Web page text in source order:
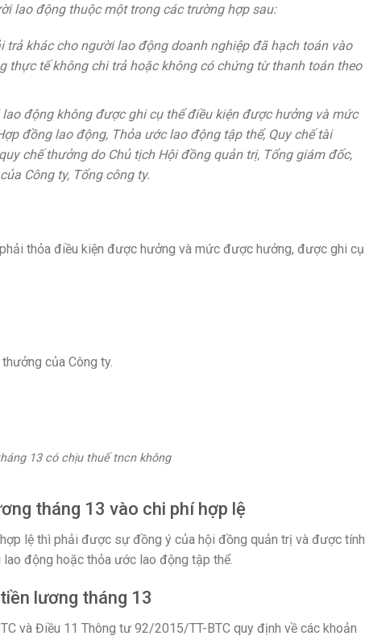
lao động thuộc một trong các trường hợp sau:
trả khác cho người lao động doanh nghiệp đã hạch toán vào
thực tế không chi trả hoặc không có chứng từ thanh toán theo
động không được ghi cụ thể điều kiện được hưởng và mức
đồng lao động, Thỏa ước lao động tập thể, Quy chế tài
chế thưởng do Chủ tịch Hội đồng quản trị, Tổng giám đốc,
Công ty, Tổng công ty.
thỏa điều kiện được hưởng và mức được hưởng, được ghi cụ
của Công ty.
13 có chịu thuế tncn không
tháng 13 vào chi phí hợp lệ
lệ thì phải được sự đồng ý của hội đồng quản trị và được tính
động hoặc thỏa ước lao động tập thể.
lương tháng 13
và Điều 11 Thông tư 92/2015/TT-BTC quy định về các khoản